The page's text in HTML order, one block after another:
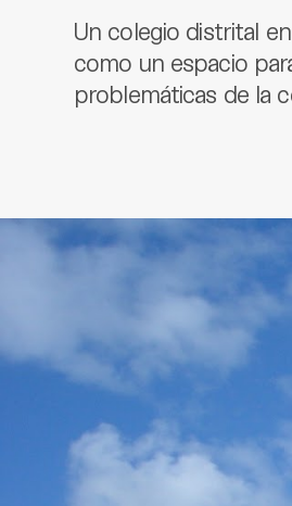
Un colegio distrital
como un espacio
problemáticas de la